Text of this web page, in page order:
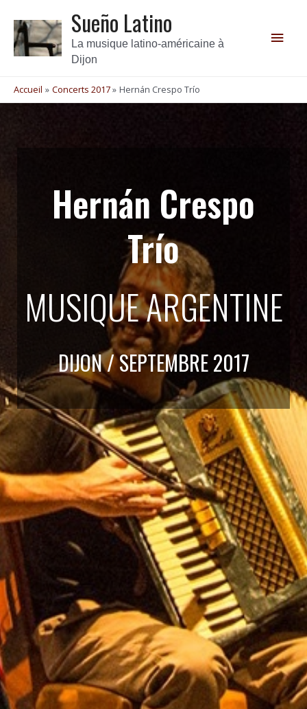
Sueño Latino
La musique latino-américaine à
Dijon
Accueil Concerts 2017 Hernán Crespo Trío
Hernán Crespo
Trío
MUSIQUE ARGENTINE
DIJON / SEPTEMBRE 2017